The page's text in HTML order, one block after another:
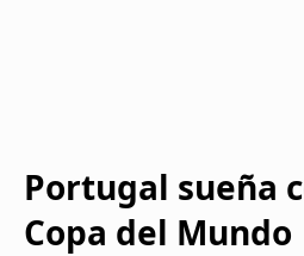
Portugal sueña
Copa del Mundo